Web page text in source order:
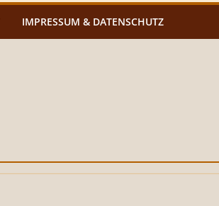
IMPRESSUM & DATENSCHUTZ